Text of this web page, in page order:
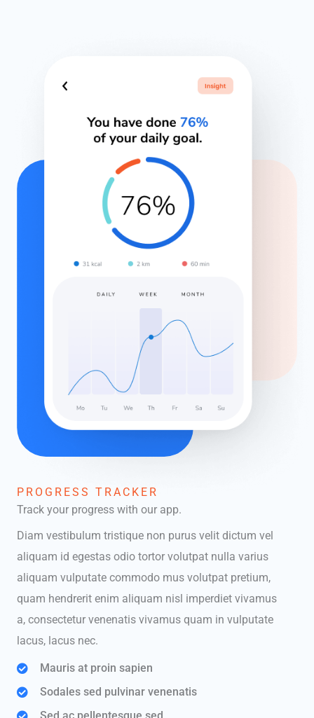
PROGRESS TRACKER
Track your progress with our app.
Diam vestibulum tristique non purus velit dictum vel
aliquam id egestas odio tortor volutpat nulla varius
aliquam vulputate commodo mus volutpat pretium,
quam hendrerit enim aliquam nisl imperdiet vivamus
a, consectetur venenatis vivamus quam in vulputate
lacus, lacus nec.
Mauris at proin sapien
Sodales sed pulvinar venenatis